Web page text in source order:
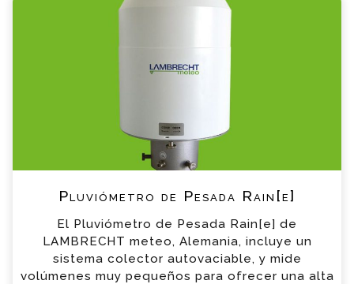
Pluviómetro de Pesada Rain[e]
El Pluviómetro de Pesada Rain[e] de
LAMBRECHT meteo, Alemania, incluye un
sistema colector autovaciable, y mide
volúmenes muy pequeños para ofrecer una alta
Pluviómetro de Pesada Rain[e] Consulta
Por favor completa el formulario, un miembro
de nuestro equipo contactara contigo en
breve
Teléfono
*
Empresa
*